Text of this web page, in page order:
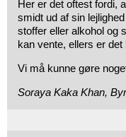
Her er det oftest fordi,
smidt ud af sin
stoffer eller alkohol og
kan vente, ellers er
Vi må kunne gøre
Soraya Kaka Khan,